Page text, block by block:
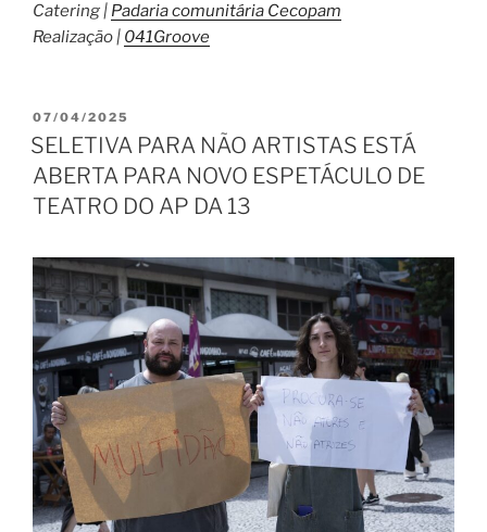
Catering | Padaria comunitária Cecopam
Realização | 041Groove
PUBLICADO
EM
07/04/2025
SELETIVA PARA NÃO ARTISTAS ESTÁ
ABERTA PARA NOVO ESPETÁCULO DE
TEATRO DO AP DA 13